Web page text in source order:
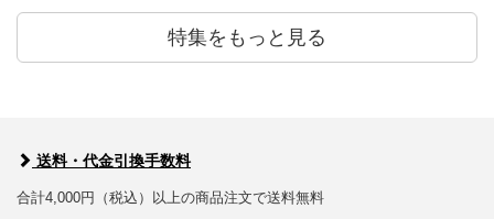
特集をもっと見る
送料・代金引換手数料
合計4,000円（税込）以上の商品注文で送料無料